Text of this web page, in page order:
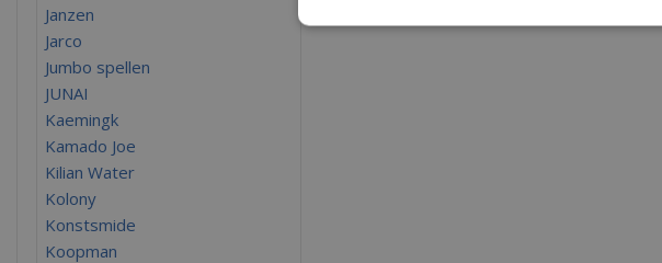
Janzen
Jarco
Jumbo spellen
JUNAI
Kaemingk
Kamado Joe
Kilian Water
Kolony
Konstsmide
Koopman